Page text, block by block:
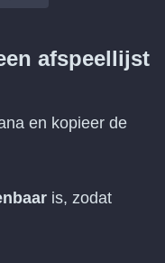
afspeellijst
en kopieer de
is, zodat